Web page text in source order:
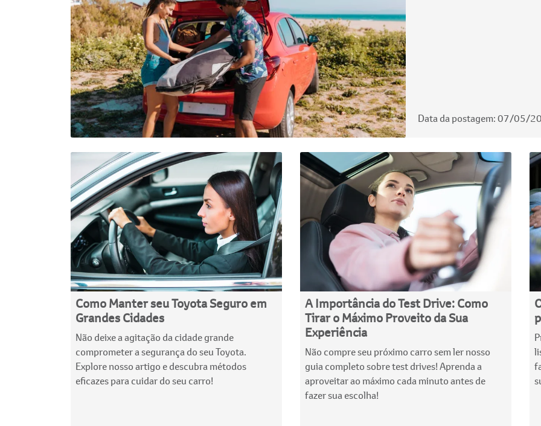
Data da postagem: 07/05/
Como Manter seu Toyota Seguro em
Grandes Cidades
Não deixe a agitação da cidade grande
comprometer a segurança do seu Toyota.
Explore nosso artigo e descubra métodos
eficazes para cuidar do seu carro!
A Importância do Test Drive: Como
Tirar o Máximo Proveito da Sua
Experiência
Não compre seu próximo carro sem ler nosso
guia completo sobre test drives! Aprenda a
aproveitar ao máximo cada minuto antes de
fazer sua escolha!